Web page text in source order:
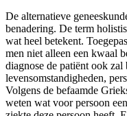
De alternatieve
benadering. De term
wat heel betekent.
men niet alleen een kwaal
diagnose de patiënt ook zal
levensomstandigheden,
Volgens de befaamde
weten wat voor persoon